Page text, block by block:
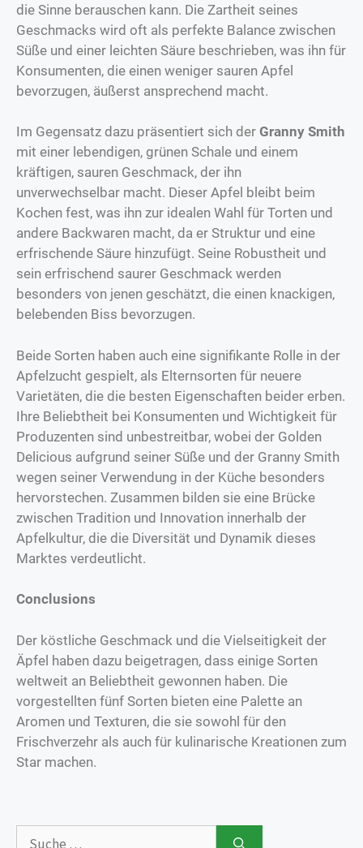
die Sinne berauschen kann. Die Zartheit seines
Geschmacks wird oft als perfekte Balance zwischen
Süße und einer leichten Säure beschrieben, was ihn für
Konsumenten, die einen weniger sauren Apfel
bevorzugen, äußerst ansprechend macht.
Im Gegensatz dazu präsentiert sich der Granny Smith
mit einer lebendigen, grünen Schale und einem
kräftigen, sauren Geschmack, der ihn
unverwechselbar macht. Dieser Apfel bleibt beim
Kochen fest, was ihn zur idealen Wahl für Torten und
andere Backwaren macht, da er Struktur und eine
erfrischende Säure hinzufügt. Seine Robustheit und
sein erfrischend saurer Geschmack werden
besonders von jenen geschätzt, die einen knackigen,
belebenden Biss bevorzugen.
Beide Sorten haben auch eine signifikante Rolle in der
Apfelzucht gespielt, als Elternsorten für neuere
Varietäten, die die besten Eigenschaften beider erben.
Ihre Beliebtheit bei Konsumenten und Wichtigkeit für
Produzenten sind unbestreitbar, wobei der Golden
Delicious aufgrund seiner Süße und der Granny Smith
wegen seiner Verwendung in der Küche besonders
hervorstechen. Zusammen bilden sie eine Brücke
zwischen Tradition und Innovation innerhalb der
Apfelkultur, die die Diversität und Dynamik dieses
Marktes verdeutlicht.
Conclusions
Der köstliche Geschmack und die Vielseitigkeit der
Äpfel haben dazu beigetragen, dass einige Sorten
weltweit an Beliebtheit gewonnen haben. Die
vorgestellten fünf Sorten bieten eine Palette an
Aromen und Texturen, die sie sowohl für den
Frischverzehr als auch für kulinarische Kreationen zum
Star machen.